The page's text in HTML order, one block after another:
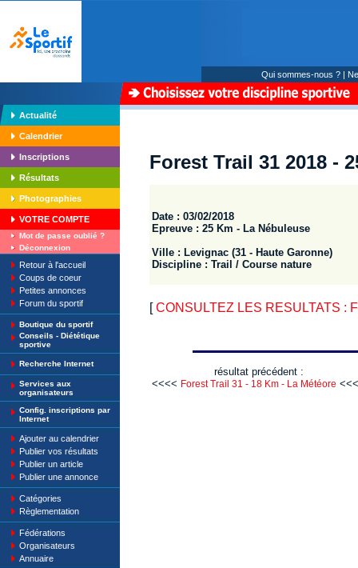
Qui sommes-nous ? |
Actualité
Calendrier
Inscriptions
Résultats
Photographies
VOTRE COMPTE
Mot de passe oublié ?
Déconnexion
Retour à l'accueil
Coups de coeur
Petites annonces
Forum du sportif
Boutique du sportif
Conseils - Diététique
sportive
Recherche Internet
Services aux
organisateurs
Config. inscriptions par
Internet
Ajouter au calendrier
Publier vos résultats
Publier un article
Publier une annonce
Catégories
Règlementation
Fédérations
Organisateurs
Annuaire
Forest Trail 31 2018 -
Date : 03/02/2018
Epreuve : 25 Km - La Nébuleuse
Ville : Levignac (31 - Haute Garonne)
Discipline : Trail / Course nature
[CONSULTEZ LES RESULTATS :
résultat précédent :
<<<< Forest Trail 31 - 18 Km - La Météore